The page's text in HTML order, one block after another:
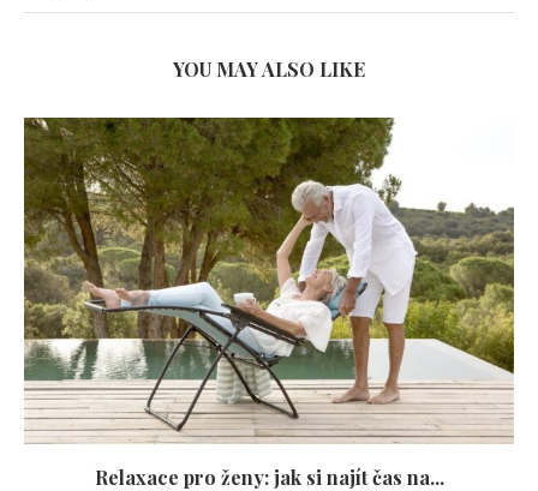
YOU MAY ALSO LIKE
Relaxace pro ženy: jak si najít čas na...